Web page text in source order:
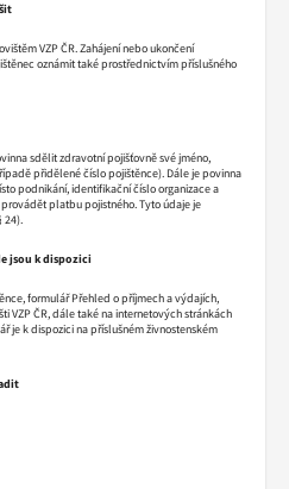
VZP ČR. Zahájení nebo ukončení
oznámit také prostřednictvím příslušného
sdělit zdravotní pojišťovně své jméno,
přidělené číslo pojištěnce). Dále je povinna
podnikání, identifikační číslo organizace a
platbu pojistného. Tyto údaje je
24).
jsou k dispozici
formulář Přehled o příjmech a výdajích,
VZP ČR, dále také na internetových stránkách
je k dispozici na příslušném živnostenském